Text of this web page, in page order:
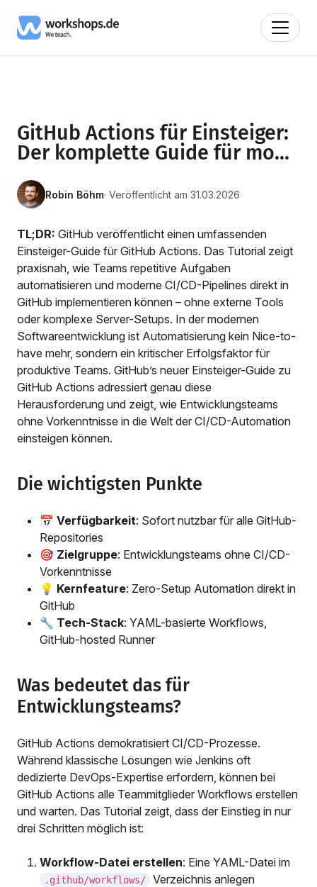
GitHub Actions für Einsteiger:
Der komplette Guide für mo...
Robin Böhm· Veröffentlicht am 31.03.2026
TL;DR: GitHub veröffentlicht einen umfassenden
Einsteiger-Guide für GitHub Actions. Das Tutorial zeigt
praxisnah, wie Teams repetitive Aufgaben
automatisieren und moderne CI/CD-Pipelines direkt in
GitHub implementieren können – ohne externe Tools
oder komplexe Server-Setups. In der modernen
Softwareentwicklung ist Automatisierung kein Nice-to-
have mehr, sondern ein kritischer Erfolgsfaktor für
produktive Teams. GitHub’s neuer Einsteiger-Guide zu
GitHub Actions adressiert genau diese
Herausforderung und zeigt, wie Entwicklungsteams
ohne Vorkenntnisse in die Welt der CI/CD-Automation
einsteigen können.
Die wichtigsten Punkte
📅 Verfügbarkeit: Sofort nutzbar für alle GitHub-
Repositories
🎯 Zielgruppe: Entwicklungsteams ohne CI/CD-
Vorkenntnisse
💡 Kernfeature: Zero-Setup Automation direkt in
GitHub
🔧 Tech-Stack: YAML-basierte Workflows,
GitHub-hosted Runner
Was bedeutet das für
Entwicklungsteams?
GitHub Actions demokratisiert CI/CD-Prozesse.
Während klassische Lösungen wie Jenkins oft
dedizierte DevOps-Expertise erfordern, können bei
GitHub Actions alle Teammitglieder Workflows erstellen
und warten. Das Tutorial zeigt, dass der Einstieg in nur
drei Schritten möglich ist:
Workflow-Datei erstellen: Eine YAML-Datei im
.github/workflows/
Verzeichnis anlegen